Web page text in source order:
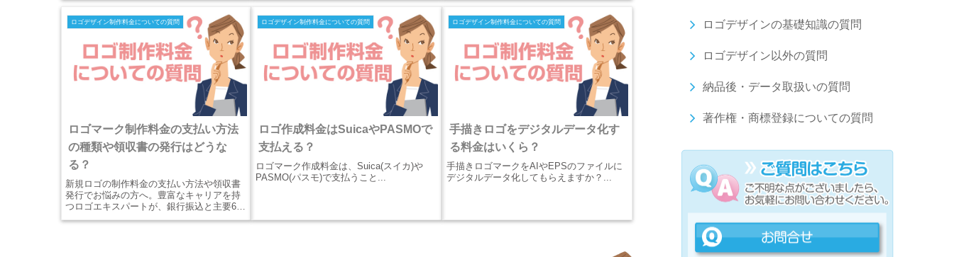
ロゴデザイン制作料金についての質問
ロゴマーク制作料金の支払い方法
の種類や領収書の発行はどうな
る？
新規ロゴの制作料金の支払い方法や領収書
発行でお悩みの方へ。豊富なキャリアを持
つロゴエキスパートが、銀行振込と主要6ブ
ロゴデザイン制作料金についての質問
ロゴ作成料金はSuicaやPASMOで
支払える？
ロゴマーク作成料金は、Suica(スイカ)や
PASMO(パスモ)で支払うこと...
ロゴデザイン制作料金についての質問
手描きロゴをデジタルデータ化す
る料金はいくら？
手描きロゴマークをAIやEPSのファイルに
デジタルデータ化してもらえますか？...
ロゴデザインの基礎知識の質問
ロゴデザイン以外の質問
納品後・データ取扱いの質問
著作権・商標登録についての質問